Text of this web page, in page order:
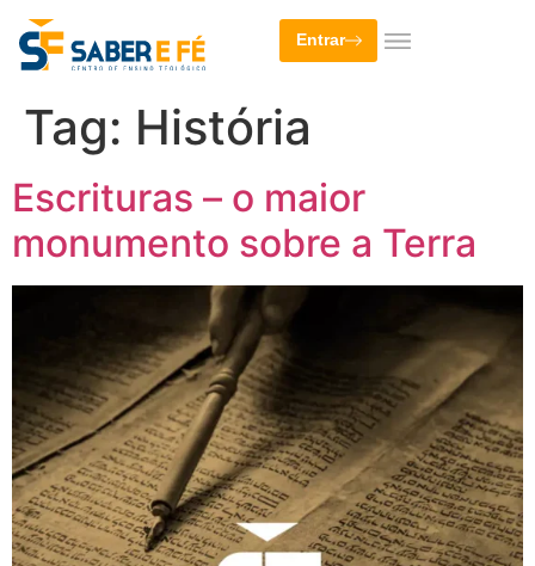
Entrar
Tag: História
Escrituras – o maior
monumento sobre a Terra